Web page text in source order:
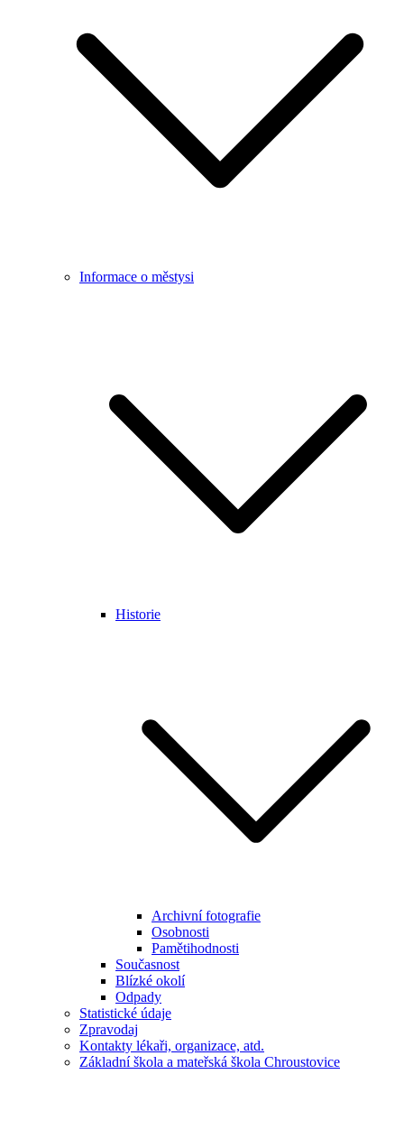
Informace o městysi
Historie
Archivní fotografie
Osobnosti
Pamětihodnosti
Současnost
Blízké okolí
Odpady
Statistické údaje
Zpravodaj
Kontakty lékaři, organizace, atd.
Základní škola a mateřská škola Chroustovice